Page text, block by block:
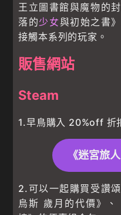
王立圖書館與魔物的
落的少女與初始之書
接觸本系列的玩家。
販售網站
Steam
1.早鳥購入 20%off 折
《迷宮旅
2.可以一起購買受讚
烏斯 歲月的代價》